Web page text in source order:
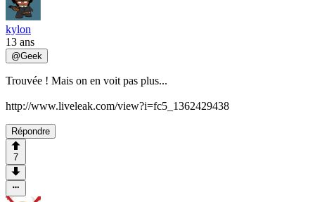
kylon
13 ans
@Geek
Trouvée ! Mais on en voit pas plus...
http://www.liveleak.com/view?i=fc5_1362429438
Répondre
7